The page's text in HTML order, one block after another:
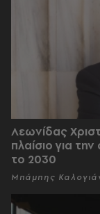
Λεωνίδας
πλαίσιο για
το 2030
Μπάμπης